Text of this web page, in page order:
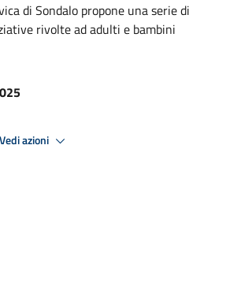
di Sondalo propone una serie di
rivolte ad adulti e bambini
Vedi azioni